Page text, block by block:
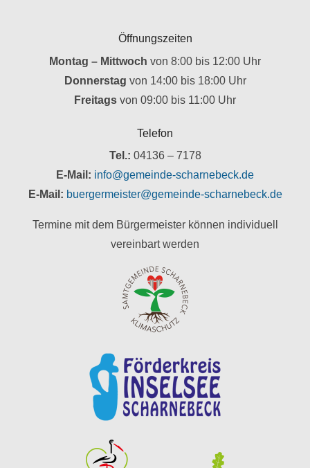
Öffnungszeiten
Montag – Mittwoch von 8:00 bis 12:00 Uhr
Donnerstag von 14:00 bis 18:00 Uhr
Freitags von 09:00 bis 11:00 Uhr
Telefon
Tel.: 04136 – 7178
E-Mail: info@gemeinde-scharnebeck.de
E-Mail: buergermeister@gemeinde-scharnebeck.de
Termine mit dem Bürgermeister können individuell
vereinbart werden